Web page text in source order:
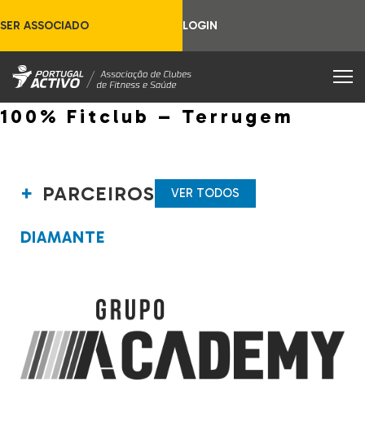
SER ASSOCIADO LOGIN
100% Fitclub – Terrugem
PARCEIROS VER TODOS
DIAMANTE